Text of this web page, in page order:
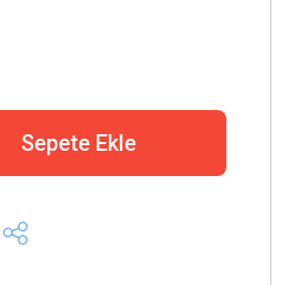
Sepete Ekle